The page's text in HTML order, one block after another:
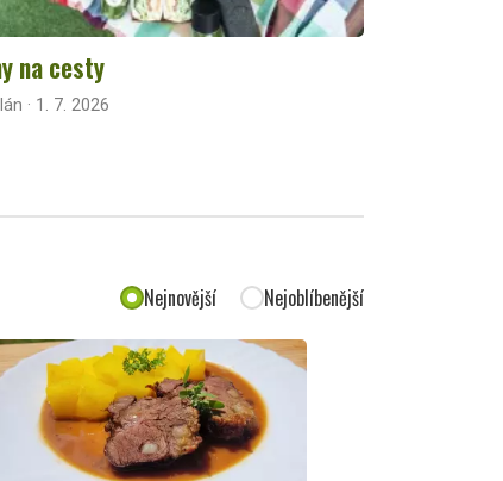
na cesty
· 1. 7. 2026
Nejnovější Nejoblíbenější